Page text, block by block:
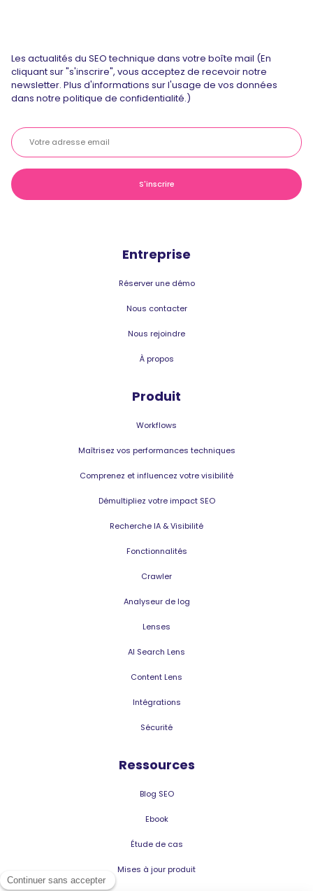
Entreprise
Réserver une démo
Nous contacter
Nous rejoindre
À propos
Produit
Workflows
Maîtrisez vos performances techniques
Comprenez et influencez votre visibilité
Démultipliez votre impact SEO
Recherche IA & Visibilité
Fonctionnalités
Crawler
Analyseur de log
Lenses
AI Search Lens
Content Lens
Intégrations
Sécurité
Ressources
Blog SEO
Ebook
Étude de cas
Mises à jour produit
Les actualités du SEO technique dans votre boîte mail (En
cliquant sur "s'inscrire", vous acceptez de recevoir notre
newsletter. Plus d'informations sur l'usage de vos données
dans notre politique de confidentialité.)